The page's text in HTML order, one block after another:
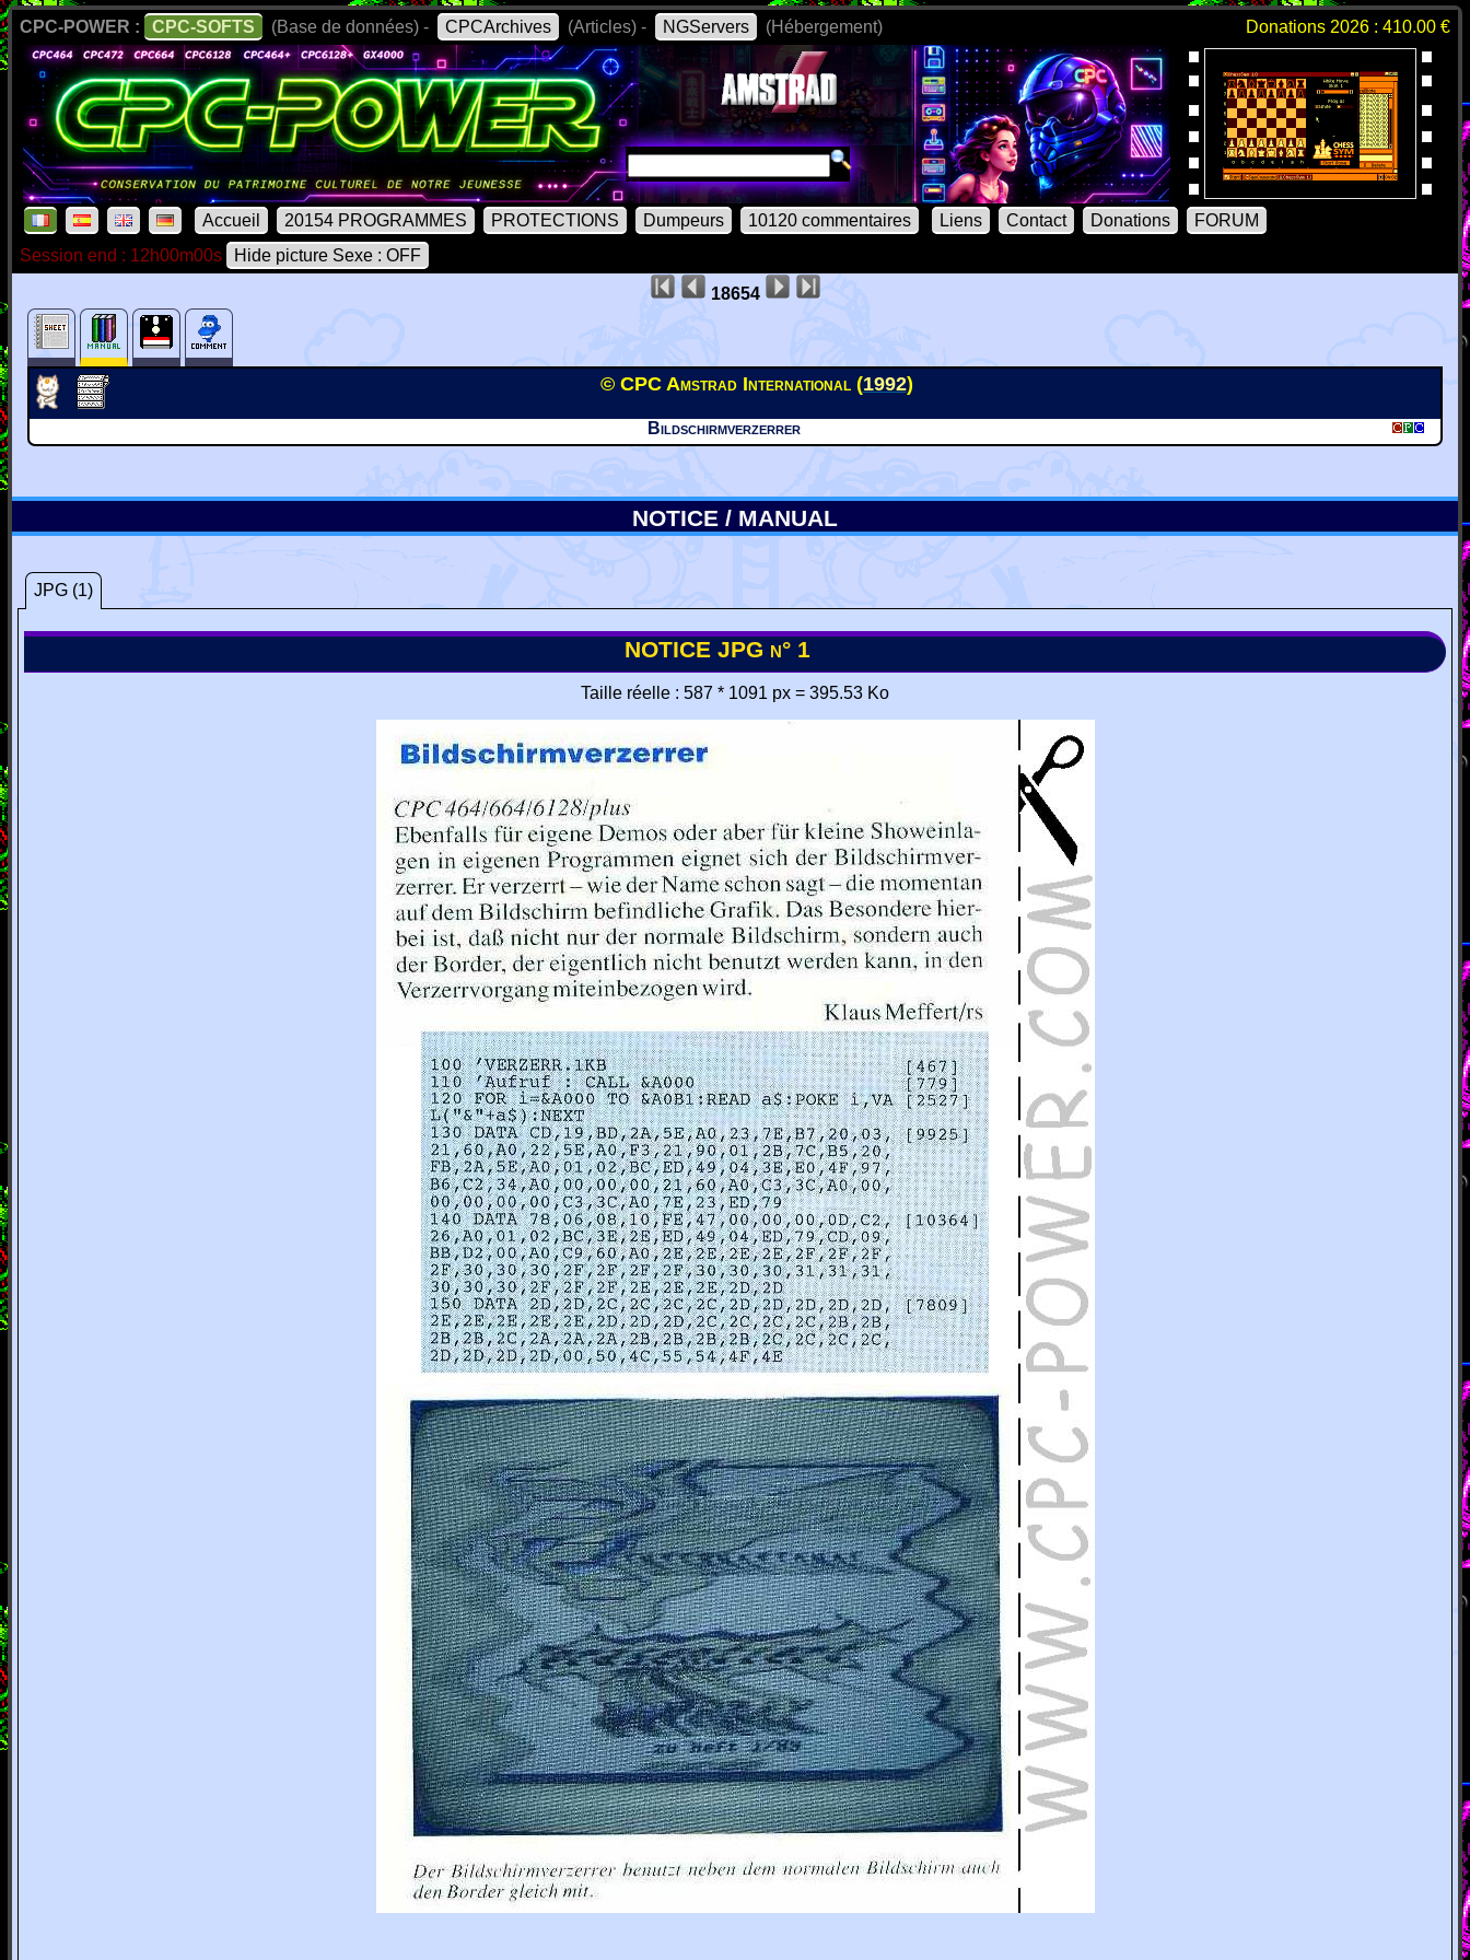
CPC-POWER : CPC-SOFTS (Base de données) - CPCArchives (Articles) - NGServers (Hébergement) Donations 2026 : 410.00 €
Accueil 20154 PROGRAMMES PROTECTIONS Dumpeurs 10120 commentaires Liens Contact Donations
FORUM
Session end : 12h00m00s
Hide picture Sexe : OFF
18654
© CPC Amstrad International (1992)
Bildschirmverzerrer
NOTICE / MANUAL
JPG (1)
NOTICE JPG n° 1
Taille réelle : 587 * 1091 px = 395.53 Ko